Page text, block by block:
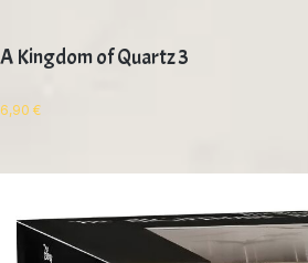
A Kingdom of Quartz 3
6,90 €